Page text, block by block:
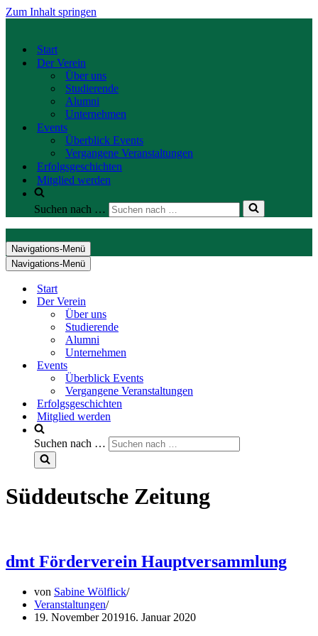
Zum Inhalt springen
Start
Der Verein
Über uns
Studierende
Alumni
Unternehmen
Events
Überblick Events
Vergangene Veranstaltungen
Erfolgsgeschichten
Mitglied werden
Suchen nach …
Navigations-Menü
Navigations-Menü
Start
Der Verein
Über uns
Studierende
Alumni
Unternehmen
Events
Überblick Events
Vergangene Veranstaltungen
Erfolgsgeschichten
Mitglied werden
Suchen nach …
Süddeutsche Zeitung
dmt Förderverein Hauptversammlung
von Sabine Wölflick
Veranstaltungen
19. November 201916. Januar 2020